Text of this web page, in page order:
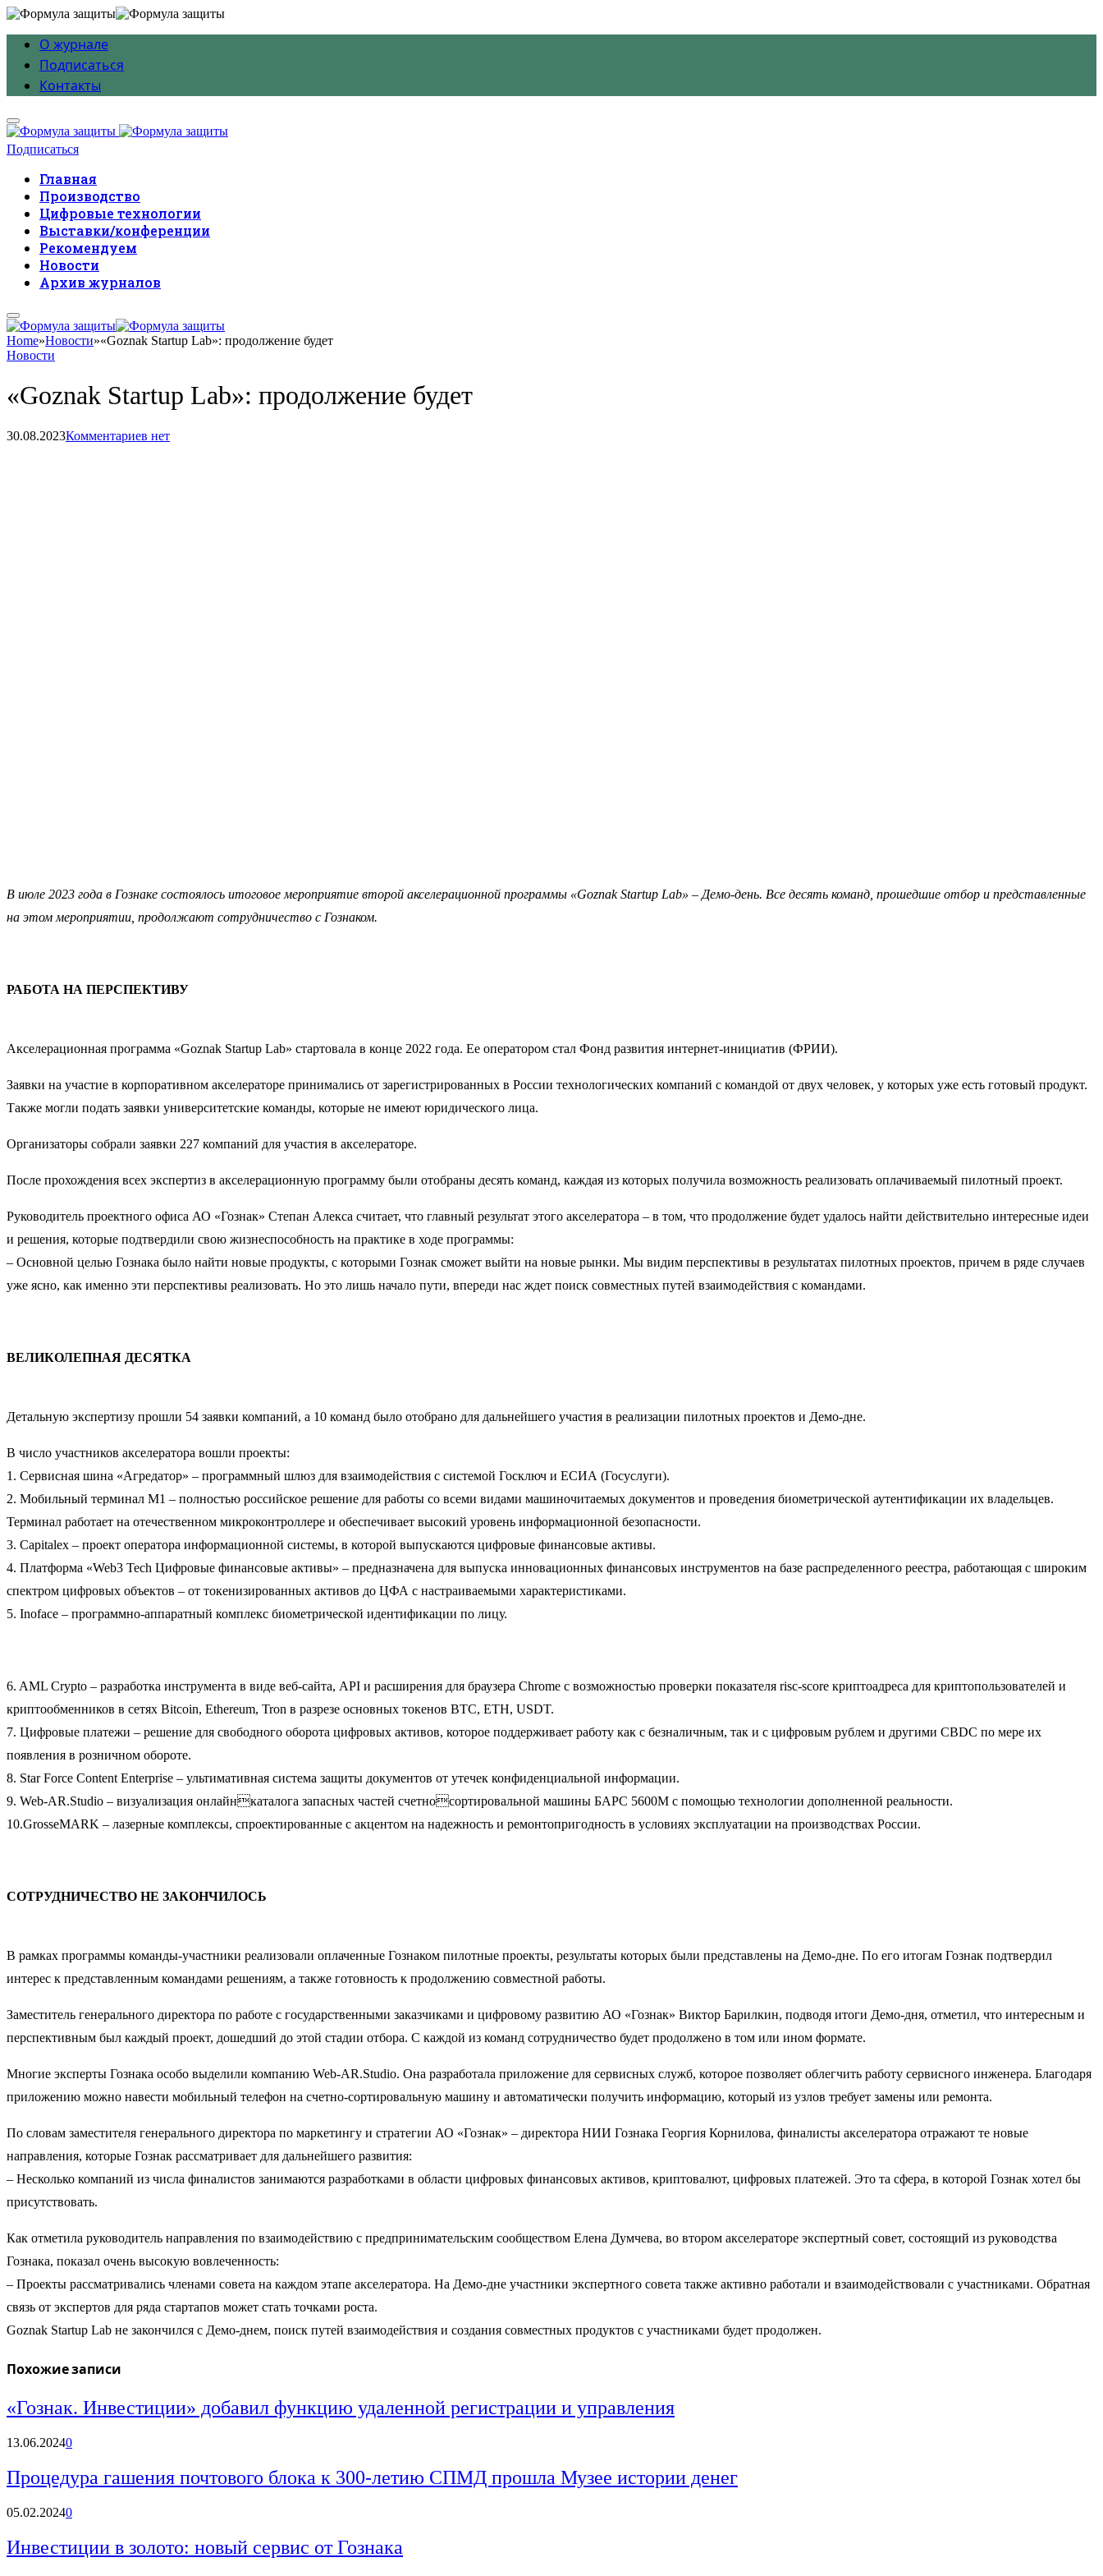
О журнале
Подписаться
Контакты
Подписаться
Главная
Производство
Цифровые технологии
Выставки/конференции
Рекомендуем
Новости
Архив журналов
Home»Новости»«Goznak Startup Lab»: продолжение будет
Новости
«Goznak Startup Lab»: продолжение будет
30.08.2023Комментариев нет
В июле 2023 года в Гознаке состоялось итоговое мероприятие второй акселерационной программы «Goznak Startup Lab» – Демо-день. Все десять команд, прошедшие отбор и представленные
на этом мероприятии, продолжают сотрудничество с Гознаком.
РАБОТА НА ПЕРСПЕКТИВУ
Акселерационная программа «Goznak Startup Lab» стартовала в конце 2022 года. Ее оператором стал Фонд развития интернет-инициатив (ФРИИ).
Заявки на участие в корпоративном акселераторе принимались от зарегистрированных в России технологических компаний с командой от двух человек, у которых уже есть готовый продукт.
Также могли подать заявки университетские команды, которые не имеют юридического лица.
Организаторы собрали заявки 227 компаний для участия в акселераторе.
После прохождения всех экспертиз в акселерационную программу были отобраны десять команд, каждая из которых получила возможность реализовать оплачиваемый пилотный проект.
Руководитель проектного офиса АО «Гознак» Степан Алекса считает, что главный результат этого акселератора – в том, что продолжение будет удалось найти действительно интересные идеи
и решения, которые подтвердили свою жизнеспособность на практике в ходе программы:
– Основной целью Гознака было найти новые продукты, с которыми Гознак сможет выйти на новые рынки. Мы видим перспективы в результатах пилотных проектов, причем в ряде случаев
уже ясно, как именно эти перспективы реализовать. Но это лишь начало пути, впереди нас ждет поиск совместных путей взаимодействия с командами.
ВЕЛИКОЛЕПНАЯ ДЕСЯТКА
Детальную экспертизу прошли 54 заявки компаний, а 10 команд было отобрано для дальнейшего участия в реализации пилотных проектов и Демо-дне.
В число участников акселератора вошли проекты:
1. Сервисная шина «Агредатор» – программный шлюз для взаимодействия с системой Госключ и ЕСИА (Госуслуги).
2. Мобильный терминал М1 – полностью российское решение для работы со всеми видами машиночитаемых документов и проведения биометрической аутентификации их владельцев.
Терминал работает на отечественном микроконтроллере и обеспечивает высокий уровень информационной безопасности.
3. Capitalex – проект оператора информационной системы, в которой выпускаются цифровые финансовые активы.
4. Платформа «Web3 Tech Цифровые финансовые активы» – предназначена для выпуска инновационных финансовых инструментов на базе распределенного реестра, работающая с широким
спектром цифровых объектов – от токенизированных активов до ЦФА с настраиваемыми характеристиками.
5. Inoface – программно-аппаратный комплекс биометрической идентификации по лицу.
6. AML Crypto – разработка инструмента в виде веб-сайта, API и расширения для браузера Chrome с возможностью проверки показателя risc-score криптоадреса для криптопользователей и
криптообменников в сетях Bitcoin, Ethereum, Tron в разрезе основных токенов BTC, ETH, USDT.
7. Цифровые платежи – решение для свободного оборота цифровых активов, которое поддерживает работу как с безналичным, так и с цифровым рублем и другими CBDC по мере их
появления в розничном обороте.
8. Star Force Content Enterprise – ультимативная система защиты документов от утечек конфиденциальной информации.
9. Web-AR.Studio – визуализация онлайнкаталога запасных частей счетносортировальной машины БАРС 5600М с помощью технологии дополненной реальности.
10.GrosseMARK – лазерные комплексы, спроектированные с акцентом на надежность и ремонтопригодность в условиях эксплуатации на производствах России.
СОТРУДНИЧЕСТВО НЕ ЗАКОНЧИЛОСЬ
В рамках программы команды-участники реализовали оплаченные Гознаком пилотные проекты, результаты которых были представлены на Демо-дне. По его итогам Гознак подтвердил
интерес к представленным командами решениям, а также готовность к продолжению совместной работы.
Заместитель генерального директора по работе с государственными заказчиками и цифровому развитию АО «Гознак» Виктор Барилкин, подводя итоги Демо-дня, отметил, что интересным и
перспективным был каждый проект, дошедший до этой стадии отбора. С каждой из команд сотрудничество будет продолжено в том или ином формате.
Многие эксперты Гознака особо выделили компанию Web-AR.Studio. Она разработала приложение для сервисных служб, которое позволяет облегчить работу сервисного инженера. Благодаря
приложению можно навести мобильный телефон на счетно-сортировальную машину и автоматически получить информацию, который из узлов требует замены или ремонта.
По словам заместителя генерального директора по маркетингу и стратегии АО «Гознак» – директора НИИ Гознака Георгия Корнилова, финалисты акселератора отражают те новые
направления, которые Гознак рассматривает для дальнейшего развития:
– Несколько компаний из числа финалистов занимаются разработками в области цифровых финансовых активов, криптовалют, цифровых платежей. Это та сфера, в которой Гознак хотел бы
присутствовать.
Как отметила руководитель направления по взаимодействию с предпринимательским сообществом Елена Думчева, во втором акселераторе экспертный совет, состоящий из руководства
Гознака, показал очень высокую вовлеченность:
– Проекты рассматривались членами совета на каждом этапе акселератора. На Демо-дне участники экспертного совета также активно работали и взаимодействовали с участниками. Обратная
связь от экспертов для ряда стартапов может стать точками роста.
Goznak Startup Lab не закончился с Демо-днем, поиск путей взаимодействия и создания совместных продуктов с участниками будет продолжен.
Похожие записи
«Гознак. Инвестиции» добавил функцию удаленной регистрации и управления
13.06.20240
Процедура гашения почтового блока к 300-летию СПМД прошла Музее истории денег
05.02.20240
Инвестиции в золото: новый сервис от Гознака